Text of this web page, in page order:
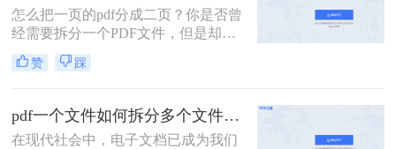
如何把pdf拆分免费方法，希望能给读
者的工作带来方便。
怎么把一页的pdf分成二页？你是否曾
经需要拆分一个PDF文件，但是却不
知道该如何下手？PDF是一种常用的
文件格式，但是在某些情况下，我们
绍几种简单的方法，帮助你轻松拆分
PDF文件。
赞 踩
pdf一个文件如何拆分多个文件？教你4招高效又简单！
在现代社会中，电子文档已成为我们